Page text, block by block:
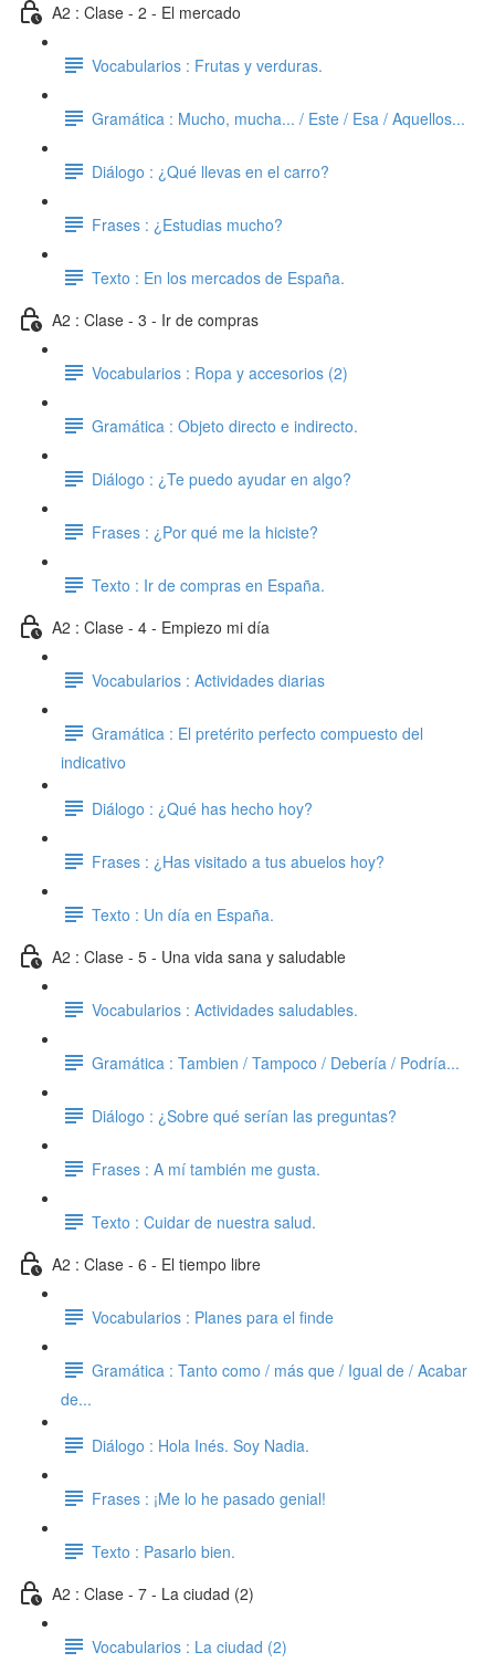
A2 : Clase - 2 - El mercado
Vocabularios : Frutas y verduras.
Gramática : Mucho, mucha... / Este / Esa / Aquellos...
Diálogo : ¿Qué llevas en el carro?
Frases : ¿Estudias mucho?
Texto : En los mercados de España.
A2 : Clase - 3 - Ir de compras
Vocabularios : Ropa y accesorios (2)
Gramática : Objeto directo e indirecto.
Diálogo : ¿Te puedo ayudar en algo?
Frases : ¿Por qué me la hiciste?
Texto : Ir de compras en España.
A2 : Clase - 4 - Empiezo mi día
Vocabularios : Actividades diarias
Gramática : El pretérito perfecto compuesto del
indicativo
Diálogo : ¿Qué has hecho hoy?
Frases : ¿Has visitado a tus abuelos hoy?
Texto : Un día en España.
A2 : Clase - 5 - Una vida sana y saludable
Vocabularios : Actividades saludables.
Gramática : Tambien / Tampoco / Debería / Podría...
Diálogo : ¿Sobre qué serían las preguntas?
Frases : A mí también me gusta.
Texto : Cuidar de nuestra salud.
A2 : Clase - 6 - El tiempo libre
Vocabularios : Planes para el finde
Gramática : Tanto como / más que / Igual de / Acabar
de...
Diálogo : Hola Inés. Soy Nadia.
Frases : ¡Me lo he pasado genial!
Texto : Pasarlo bien.
A2 : Clase - 7 - La ciudad (2)
Vocabularios : La ciudad (2)